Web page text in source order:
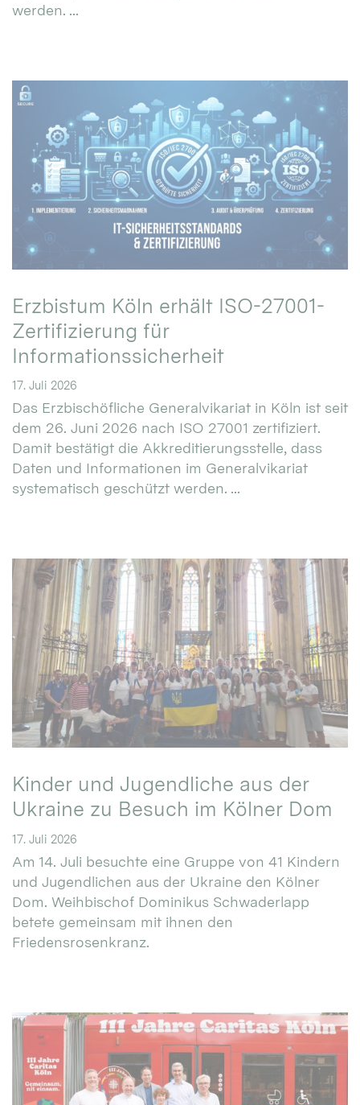
werden. ...
Erzbistum Köln erhält ISO-27001-
Zertifizierung für
Informationssicherheit
17. Juli 2026
Das Erzbischöfliche Generalvikariat in Köln ist seit
dem 26. Juni 2026 nach ISO 27001 zertifiziert.
Damit bestätigt die Akkreditierungsstelle, dass
Daten und Informationen im Generalvikariat
systematisch geschützt werden. ...
Kinder und Jugendliche aus der
Ukraine zu Besuch im Kölner Dom
17. Juli 2026
Am 14. Juli besuchte eine Gruppe von 41 Kindern
und Jugendlichen aus der Ukraine den Kölner
Dom. Weihbischof Dominikus Schwaderlapp
betete gemeinsam mit ihnen den
Friedensrosenkranz.